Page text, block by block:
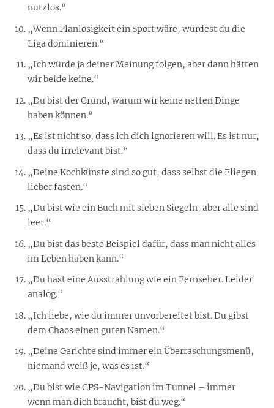
nutzlos.“
„Wenn Planlosigkeit ein Sport wäre, würdest du die
Liga dominieren.“
„Ich würde ja deiner Meinung folgen, aber dann hätten
wir beide keine.“
„Du bist der Grund, warum wir keine netten Dinge
haben können.“
„Es ist nicht so, dass ich dich ignorieren will. Es ist nur,
dass du irrelevant bist.“
„Deine Kochkünste sind so gut, dass selbst die Fliegen
lieber fasten.“
„Du bist wie ein Buch mit sieben Siegeln, aber alle sind
leer.“
„Du bist das beste Beispiel dafür, dass man nicht alles
im Leben haben kann.“
„Du hast eine Ausstrahlung wie ein Fernseher. Leider
analog.“
„Ich liebe, wie du immer unvorbereitet bist. Du gibst
dem Chaos einen guten Namen.“
„Deine Gerichte sind immer ein Überraschungsmenü,
niemand weiß je, was es ist.“
„Du bist wie GPS-Navigation im Tunnel – immer
wenn man dich braucht, bist du weg.“